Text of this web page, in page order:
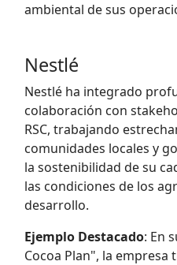
ambiental de sus
Nestlé
Nestlé ha integrado
colaboración con
RSC, trabajando
comunidades locales y
la sostenibilidad de su
las condiciones de los
desarrollo.
Ejemplo Destacado: En
Cocoa Plan", la empresa